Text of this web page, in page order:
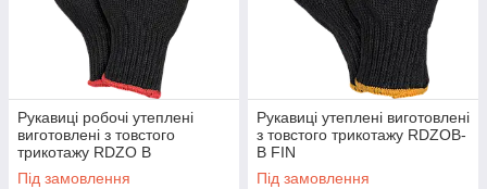
Рукавиці робочі утеплені
виготовлені з товстого
трикотажу RDZO B
Під замовлення
Рукавиці утеплені виготовлені
з товстого трикотажу RDZOB-
B FIN
Під замовлення